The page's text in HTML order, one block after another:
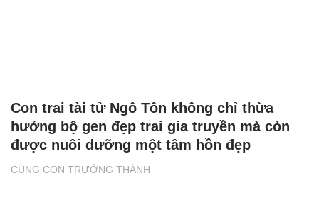
CÙNG CON TRƯỞNG THÀNH
Con trai tài tử Ngô Tôn không chỉ thừa
hưởng bộ gen đẹp trai gia truyền mà còn
được nuôi dưỡng một tâm hồn đẹp